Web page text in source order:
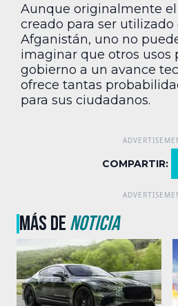
Aunque originalmente
creado para ser utilizado
Afganistán, uno no
imaginar que otros usos
gobierno a un avance
ofrece tantas
para sus ciudadanos.
COMPARTIR:
MÁS DENOTICIA